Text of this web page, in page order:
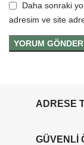
Daha sonraki
adresim ve site
ADRESE
GÜVENLİ